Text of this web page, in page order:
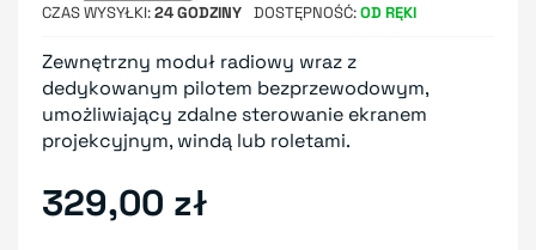
CZAS WYSYŁKI 24 GODZINY DOSTĘPNOŚĆ OD RĘKI
Zewnętrzny moduł radiowy wraz z
dedykowanym pilotem bezprzewodowym,
umożliwiający zdalne sterowanie ekranem
projekcyjnym, windą lub roletami.
329,00 zł